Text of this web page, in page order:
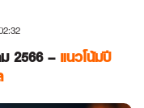
2566 – แนวโน้มปี